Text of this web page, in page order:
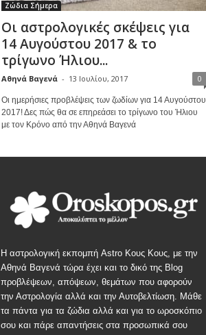
Ζώδια Σήμερα
Οι αστρολογικές σκέψεις για
14 Αυγούστου 2017 & το
τρίγωνο Ήλιου...
Αθηνά Βαγενά - 13 Ιουλίου, 2017 0
Οι ημερήσιες προβλέψεις των ζωδίων για 14 Αυγούστου
2017! Δες πώς θα σε επηρεάσει το τρίγωνο του Ήλιου
με τον Κρόνο από την Αθηνά Βαγενά
Η αστρολογική εκπομπή Astro Κους Κους, με την
Αθηνά Βαγενά τώρα έχει και το δικό της Blog
προβλέψεων, απόψεων, θεμάτων που αφορούν
την Αστρολογία αλλά και την Αυτοβελτίωση. Μάθε
τα πάντα για τα ζώδια αλλά και για το ωροσκόπιο
σου και πάρε απαντήσεις στα προσωπικά σου